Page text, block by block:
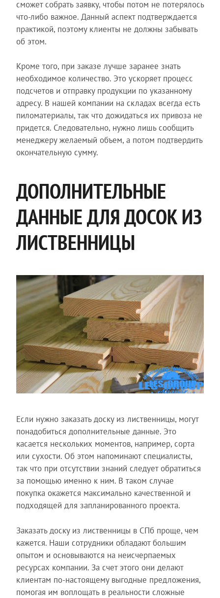
сможет собрать заявку, чтобы потом не потерялось
что-либо важное. Данный аспект подтверждается
практикой, поэтому клиенты не должны забывать
об этом.
Кроме того, при заказе лучше заранее знать
необходимое количество. Это ускоряет процесс
подсчетов и отправку продукции по указанному
адресу. В нашей компании на складах всегда есть
пиломатериалы, так что дожидаться их привоза не
придется. Следовательно, нужно лишь сообщить
менеджеру желаемый объем, а потом подтвердить
окончательную сумму.
ДОПОЛНИТЕЛЬНЫЕ
ДАННЫЕ ДЛЯ ДОСОК ИЗ
ЛИСТВЕННИЦЫ
Если нужно заказать доску из лиственницы, могут
понадобиться дополнительные данные. Это
касается нескольких моментов, например, сорта
или сухости. Об этом напоминают специалисты,
так что при отсутствии знаний следует обратиться
за помощью именно к ним. В таком случае
покупка окажется максимально качественной и
подходящей для запланированного проекта.
Заказать доску из лиственницы в СПб проще, чем
кажется. Наши сотрудники обладают большим
опытом и основываются на неисчерпаемых
ресурсах компании. За счет этого они делают
клиентам по-настоящему выгодные предложения,
помогая им воплощать в реальности сложные